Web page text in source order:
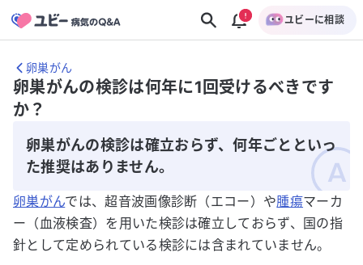
ユビーに相談
卵巣がん
卵巣がんの検診は何年に1回受けるべきです
か？
卵巣がんの検診は確立おらず、何年ごとといっ
た推奨はありません。
卵巣がんでは、超音波画像診断（エコー）や腫瘍マーカ
ー（血液検査）を用いた検診は確立しておらず、国の指
針として定められている検診には含まれていません。